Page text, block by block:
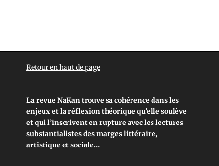
Retour en haut de page
La revue NaKan trouve sa cohérence dans les
enjeux et la réflexion théorique qu’elle soulève
et qui l’inscrivent en rupture avec les lectures
substantialistes des marges littéraire,
artistique et sociale…